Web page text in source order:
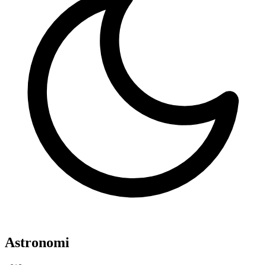
Astronomi